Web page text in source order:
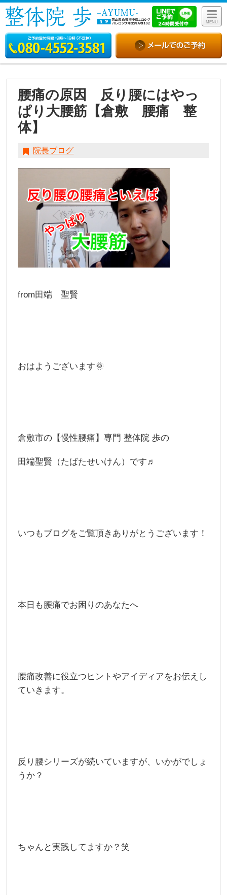
MENU
腰痛の原因 反り腰にはやっ
ぱり大腰筋【倉敷 腰痛 整
体】
院長ブログ
from田端 聖賢
おはようございます🌞
倉敷市の【慢性腰痛】専門 整体院 歩の
田端聖賢（たばたせいけん）です♬
いつもブログをご覧頂きありがとうございます！
本日も腰痛でお困りのあなたへ
腰痛改善に役立つヒントやアイディアをお伝えし
ていきます。
反り腰シリーズが続いていますが、いかがでしょ
うか？
ちゃんと実践してますか？笑